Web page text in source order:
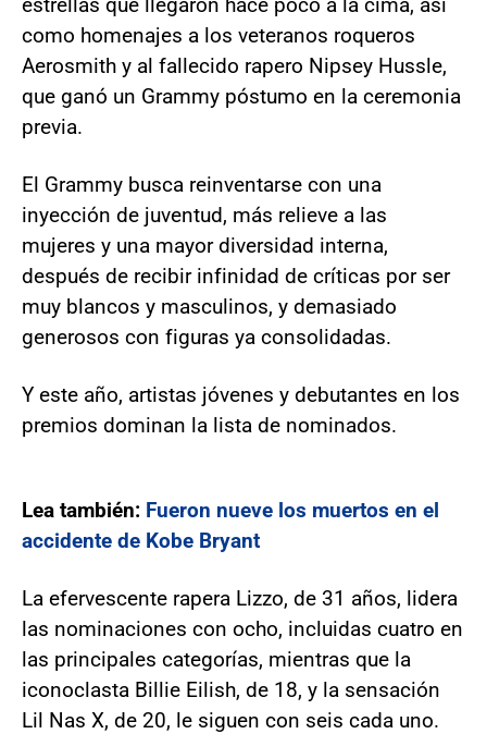
como homenajes a los veteranos roqueros
Aerosmith y al fallecido rapero Nipsey Hussle,
que ganó un Grammy póstumo en la ceremonia
previa.
El Grammy busca reinventarse con una
inyección de juventud, más relieve a las
mujeres y una mayor diversidad interna,
después de recibir infinidad de críticas por ser
muy blancos y masculinos, y demasiado
generosos con figuras ya consolidadas.
Y este año, artistas jóvenes y debutantes en los
premios dominan la lista de nominados.
Lea también: Fueron nueve los muertos en el
accidente de Kobe Bryant
La efervescente rapera Lizzo, de 31 años, lidera
las nominaciones con ocho, incluidas cuatro en
las principales categorías, mientras que la
iconoclasta Billie Eilish, de 18, y la sensación
Lil Nas X, de 20, le siguen con seis cada uno.